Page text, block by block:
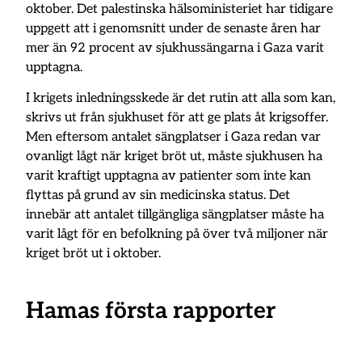
oktober. Det palestinska hälsoministeriet har tidigare
uppgett att i genomsnitt under de senaste åren har
mer än 92 procent av sjukhussängarna i Gaza varit
upptagna.
I krigets inledningsskede är det rutin att alla som kan,
skrivs ut från sjukhuset för att ge plats åt krigsoffer.
Men eftersom antalet sängplatser i Gaza redan var
ovanligt lågt när kriget bröt ut, måste sjukhusen ha
varit kraftigt upptagna av patienter som inte kan
flyttas på grund av sin medicinska status. Det
innebär att antalet tillgängliga sängplatser måste ha
varit lågt för en befolkning på över två miljoner när
kriget bröt ut i oktober.
Hamas första rapporter